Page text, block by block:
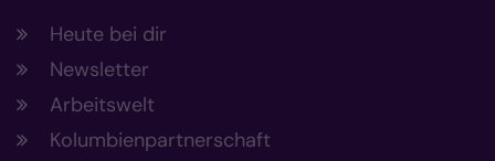
Heute bei dir
Newsletter
Arbeitswelt
Kolumbienpartnerschaft